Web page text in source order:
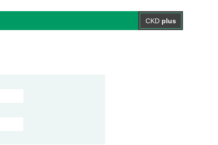
CKD plus